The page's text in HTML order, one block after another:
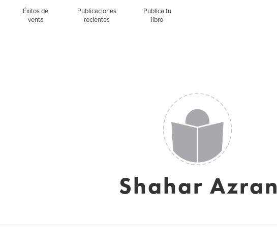
Éxitos de
venta
Publicaciones
recientes
Publica tu
libro
Shahar Azran